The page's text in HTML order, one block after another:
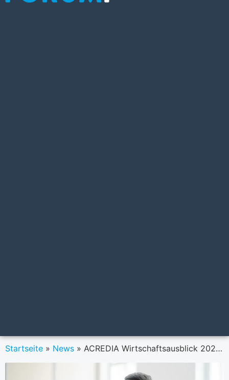
Startseite » News » ACREDIA Wirtschaftsausblick 2025: Langsamere Dynamik und Widerstandsfähigkeit